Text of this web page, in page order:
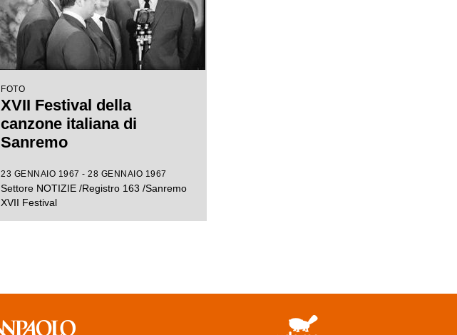
FOTO
XVII Festival della
canzone italiana di
Sanremo
23 GENNAIO 1967 - 28 GENNAIO 1967
Settore NOTIZIE /Registro 163 /Sanremo
XVII Festival